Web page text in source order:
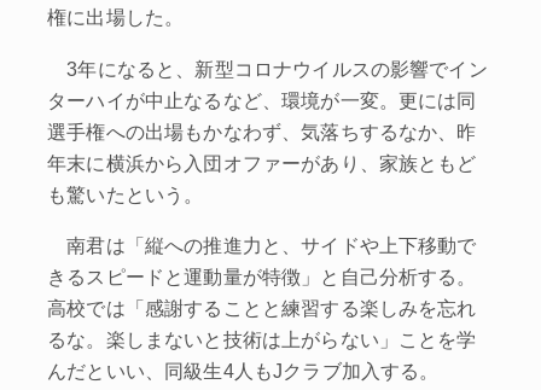
権に出場した。
3年になると、新型コロナウイルスの影響でイン
ターハイが中止なるなど、環境が一変。更には同
選手権への出場もかなわず、気落ちするなか、昨
年末に横浜から入団オファーがあり、家族ともど
も驚いたという。
南君は「縦への推進力と、サイドや上下移動で
きるスピードと運動量が特徴」と自己分析する。
高校では「感謝することと練習する楽しみを忘れ
るな。楽しまないと技術は上がらない」ことを学
んだといい、同級生4人もJクラブ加入する。